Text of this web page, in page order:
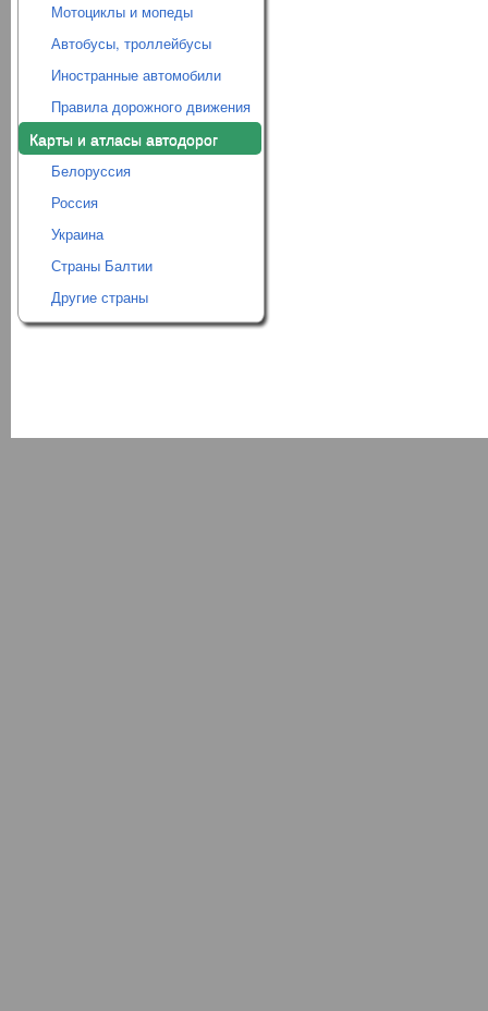
Мотоциклы и мопеды
Автобусы, троллейбусы
Иностранные автомобили
Правила дорожного движения
Карты и атласы автодорог
Белоруссия
Россия
Украина
Страны Балтии
Другие страны